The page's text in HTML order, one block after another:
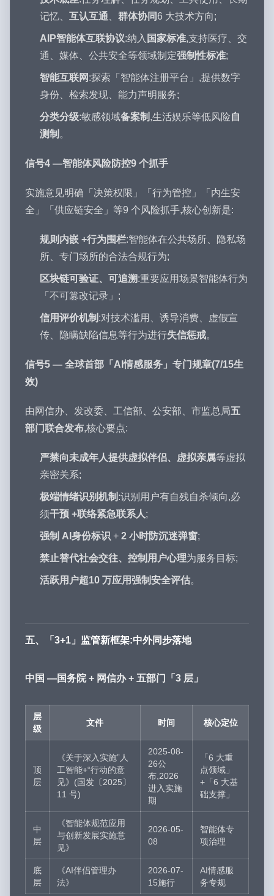
记忆、 互认互通 群体协同6 大技术方向;
AIP智能体互联协议:纳入 国家标准,支持医疗、交
通、媒体、公共安全等领域制定强制性标准;
智能互联网 :探索「智能体注册平台」,提供数字
身份、检索发现、能力声明服务;
分类分级:敏感领域备案制 ,生活娱乐等低风险自
测制 。
信号4 —智能体风险防控9 个抓手
实施意见明确「决策权限」「行为管控」「内生安
全」「供应链安全」等9 个风险抓手,核心创新是:
规则内嵌 +行为围栏:智能体在公共场所、隐私场
所、专门场所的合法合规行为;
区块链可验证、可追溯:重要应用场景智能体行为
「不可篡改记录」;
信用评价机制 :对技术滥用、诱导消费、虚假宣
传、隐瞒缺陷信息等行为进行失信惩戒。
信号5 — 全球首部「AI情感服务」专门规章(7/15生
效)
由网信办、发改委、工信部、公安部、市监总局五
部门联合发布,核心要点:
严禁向未成年人提供虚拟伴侣、虚拟亲属等虚拟
亲密关系;
极端情绪识别机制 :识别用户有自残自杀倾向,必
须干预 +联络紧急联系人;
强制 AI身份标识 + 2 小时防沉迷弹窗;
禁止替代社会交往、控制用户心理为服务目标;
活跃用户超10 万应用强制安全评估。
五、「3+1」监管新框架:中外同步落地
中国 —国务院 + 网信办 + 五部门「3 层」
层
级
文件 时间 核心定位
顶
层
《关于深入实施”人
工智能+“行动的意
见》(国发〔2025〕
11 号)
2025-08-
26公
布,2026
进入实施
期
「6 大重
点领域」
+「6 大基
础支撑」
中
层
《智能体规范应用
与创新发展实施意
见》
2026-05-
08
智能体专
项治理
底
层
《AI伴侣管理办
法》
2026-07-
15施行
AI情感服
务专规